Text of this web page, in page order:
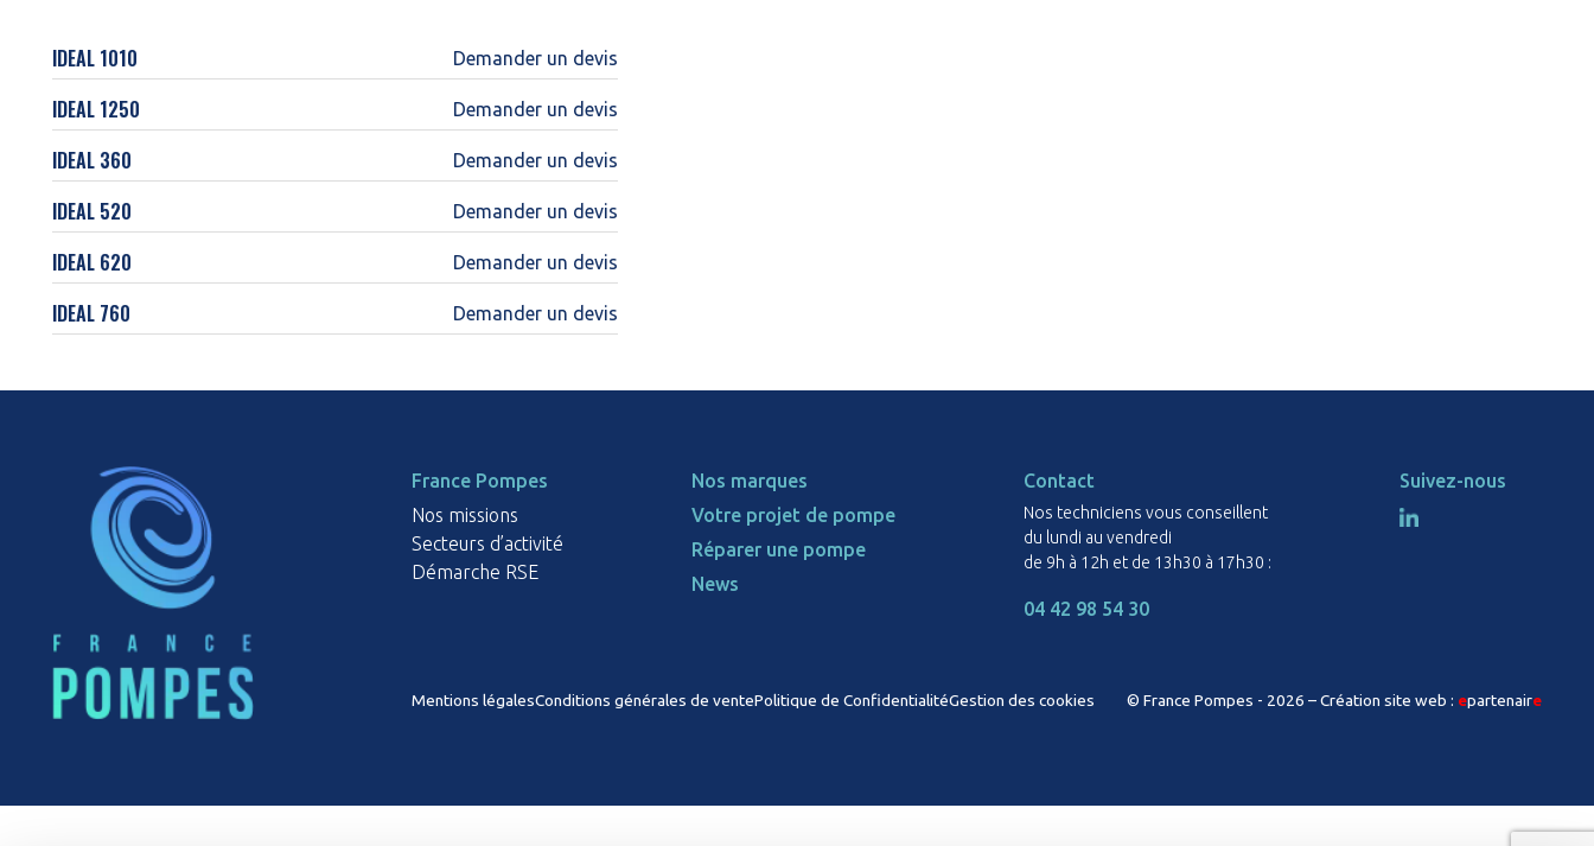
IDEAL 1010 Demander un devis
IDEAL 1250 Demander un devis
IDEAL 360 Demander un devis
IDEAL 520 Demander un devis
IDEAL 620 Demander un devis
IDEAL 760 Demander un devis
France Pompes
Nos missions
Secteurs d’activité
Démarche RSE
Nos marques
Votre projet de pompe
Réparer une pompe
News
Contact
Nos techniciens vous conseillent
du lundi au vendredi
de 9h à 12h et de 13h30 à 17h30 :
04 42 98 54 30
Suivez-nous
Mentions légalesConditions générales de ventePolitique de ConfidentialitéGestion des cookies © France Pompes - 2026 –Création site web : epartenaire